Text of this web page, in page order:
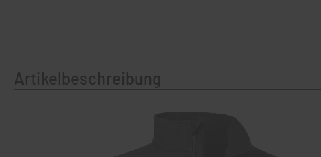
Artikelbeschreibung